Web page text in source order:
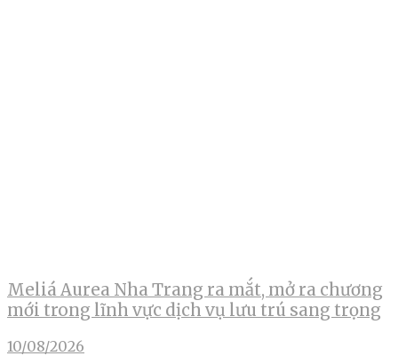
Meliá Aurea Nha Trang ra mắt, mở ra chương
mới trong lĩnh vực dịch vụ lưu trú sang trọng
10/08/2026